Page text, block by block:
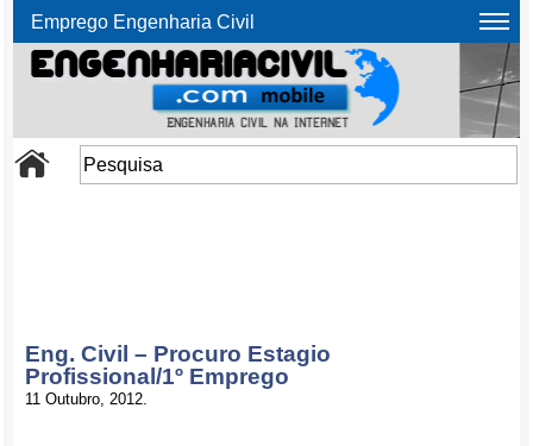
Emprego Engenharia Civil
Eng. Civil – Procuro Estagio
Profissional/1º Emprego
11 Outubro, 2012.